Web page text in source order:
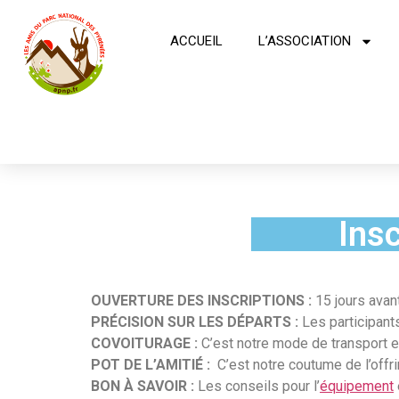
ACCUEIL L’ASSOCIATION
OUVERTURE DES INSCRIPTIONS : 15 jours
PRÉCISION SUR LES DÉPARTS : Les
COVOITURAGE : C’est notre mode de transport
POT DE L’AMITIÉ : C’est notre coutume de
BON À SAVOIR : Les conseils pour l’équipement